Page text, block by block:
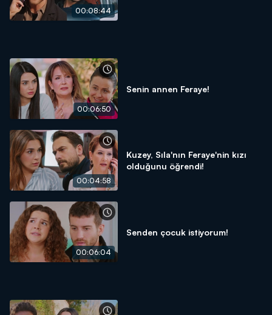
00:08:44
00:06:50
Senin annen Feraye!
00:04:58
Kuzey, Sıla'nın Feraye'nin kızı
olduğunu öğrendi!
00:06:04
Senden çocuk istiyorum!